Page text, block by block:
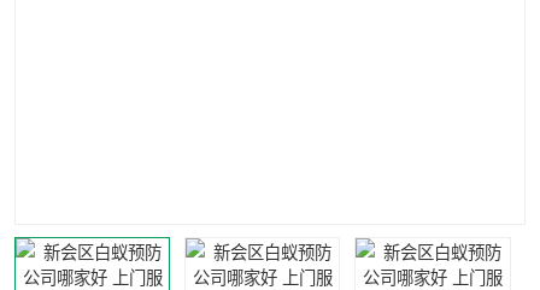
害虫防治 灭杀害虫